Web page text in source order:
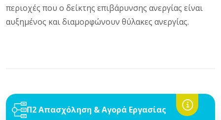
περιοχές που ο δείκτης επιβάρυνσης ανεργίας είναι
αυξημένος και διαμορφώνουν θύλακες ανεργίας.
Π2 Απασχόληση & Αγορά Εργασίας